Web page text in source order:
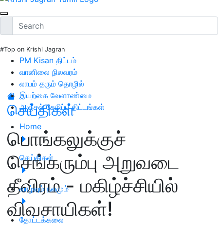
#Top on Krishi Jagran
PM Kisan திட்டம்
வானிலை நிலவரம்
லாபம் தரும் தொழில்
இயற்கை வேளாண்மை
அஞ்சல் சேமிப்பு திட்டங்கள்
Home
செய்திகள்
வாழ்வும் நலமும்
தோட்டக்கலை
செய்திகள்
பொங்கலுக்குச்
செங்கரும்பு அறுவடை
தீவிரம் - மகிழ்ச்சியில்
விவசாயிகள்!